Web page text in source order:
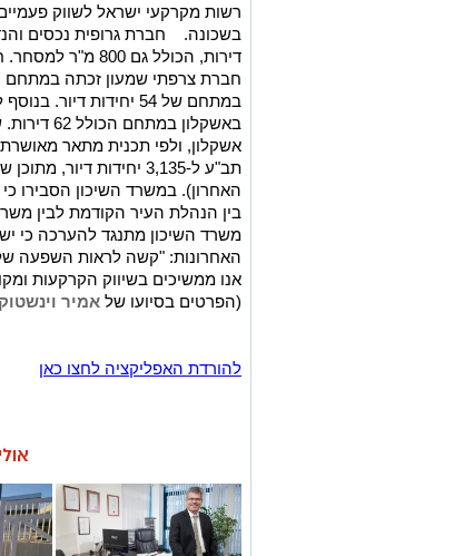
רשות מקרקעי ישראל לשווק
במתחם של 54 יחידות
באשקלון
האחרון). במשרד השיכון הסבירו
בין הנהלת העיר הקודמת לבין
משרד השיכון מתנגד להערכה כי
האחרונות: "קשה לראות השפעה
אנו ממשיכים בשיווק הקרקעות
(הפרטים בסיועו של אמיר
להורדת האפליקציה לחצו כאן